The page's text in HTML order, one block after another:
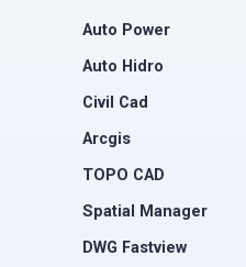
Auto Power
Auto Hidro
Civil Cad
Arcgis
TOPO CAD
Spatial Manager
DWG Fastview